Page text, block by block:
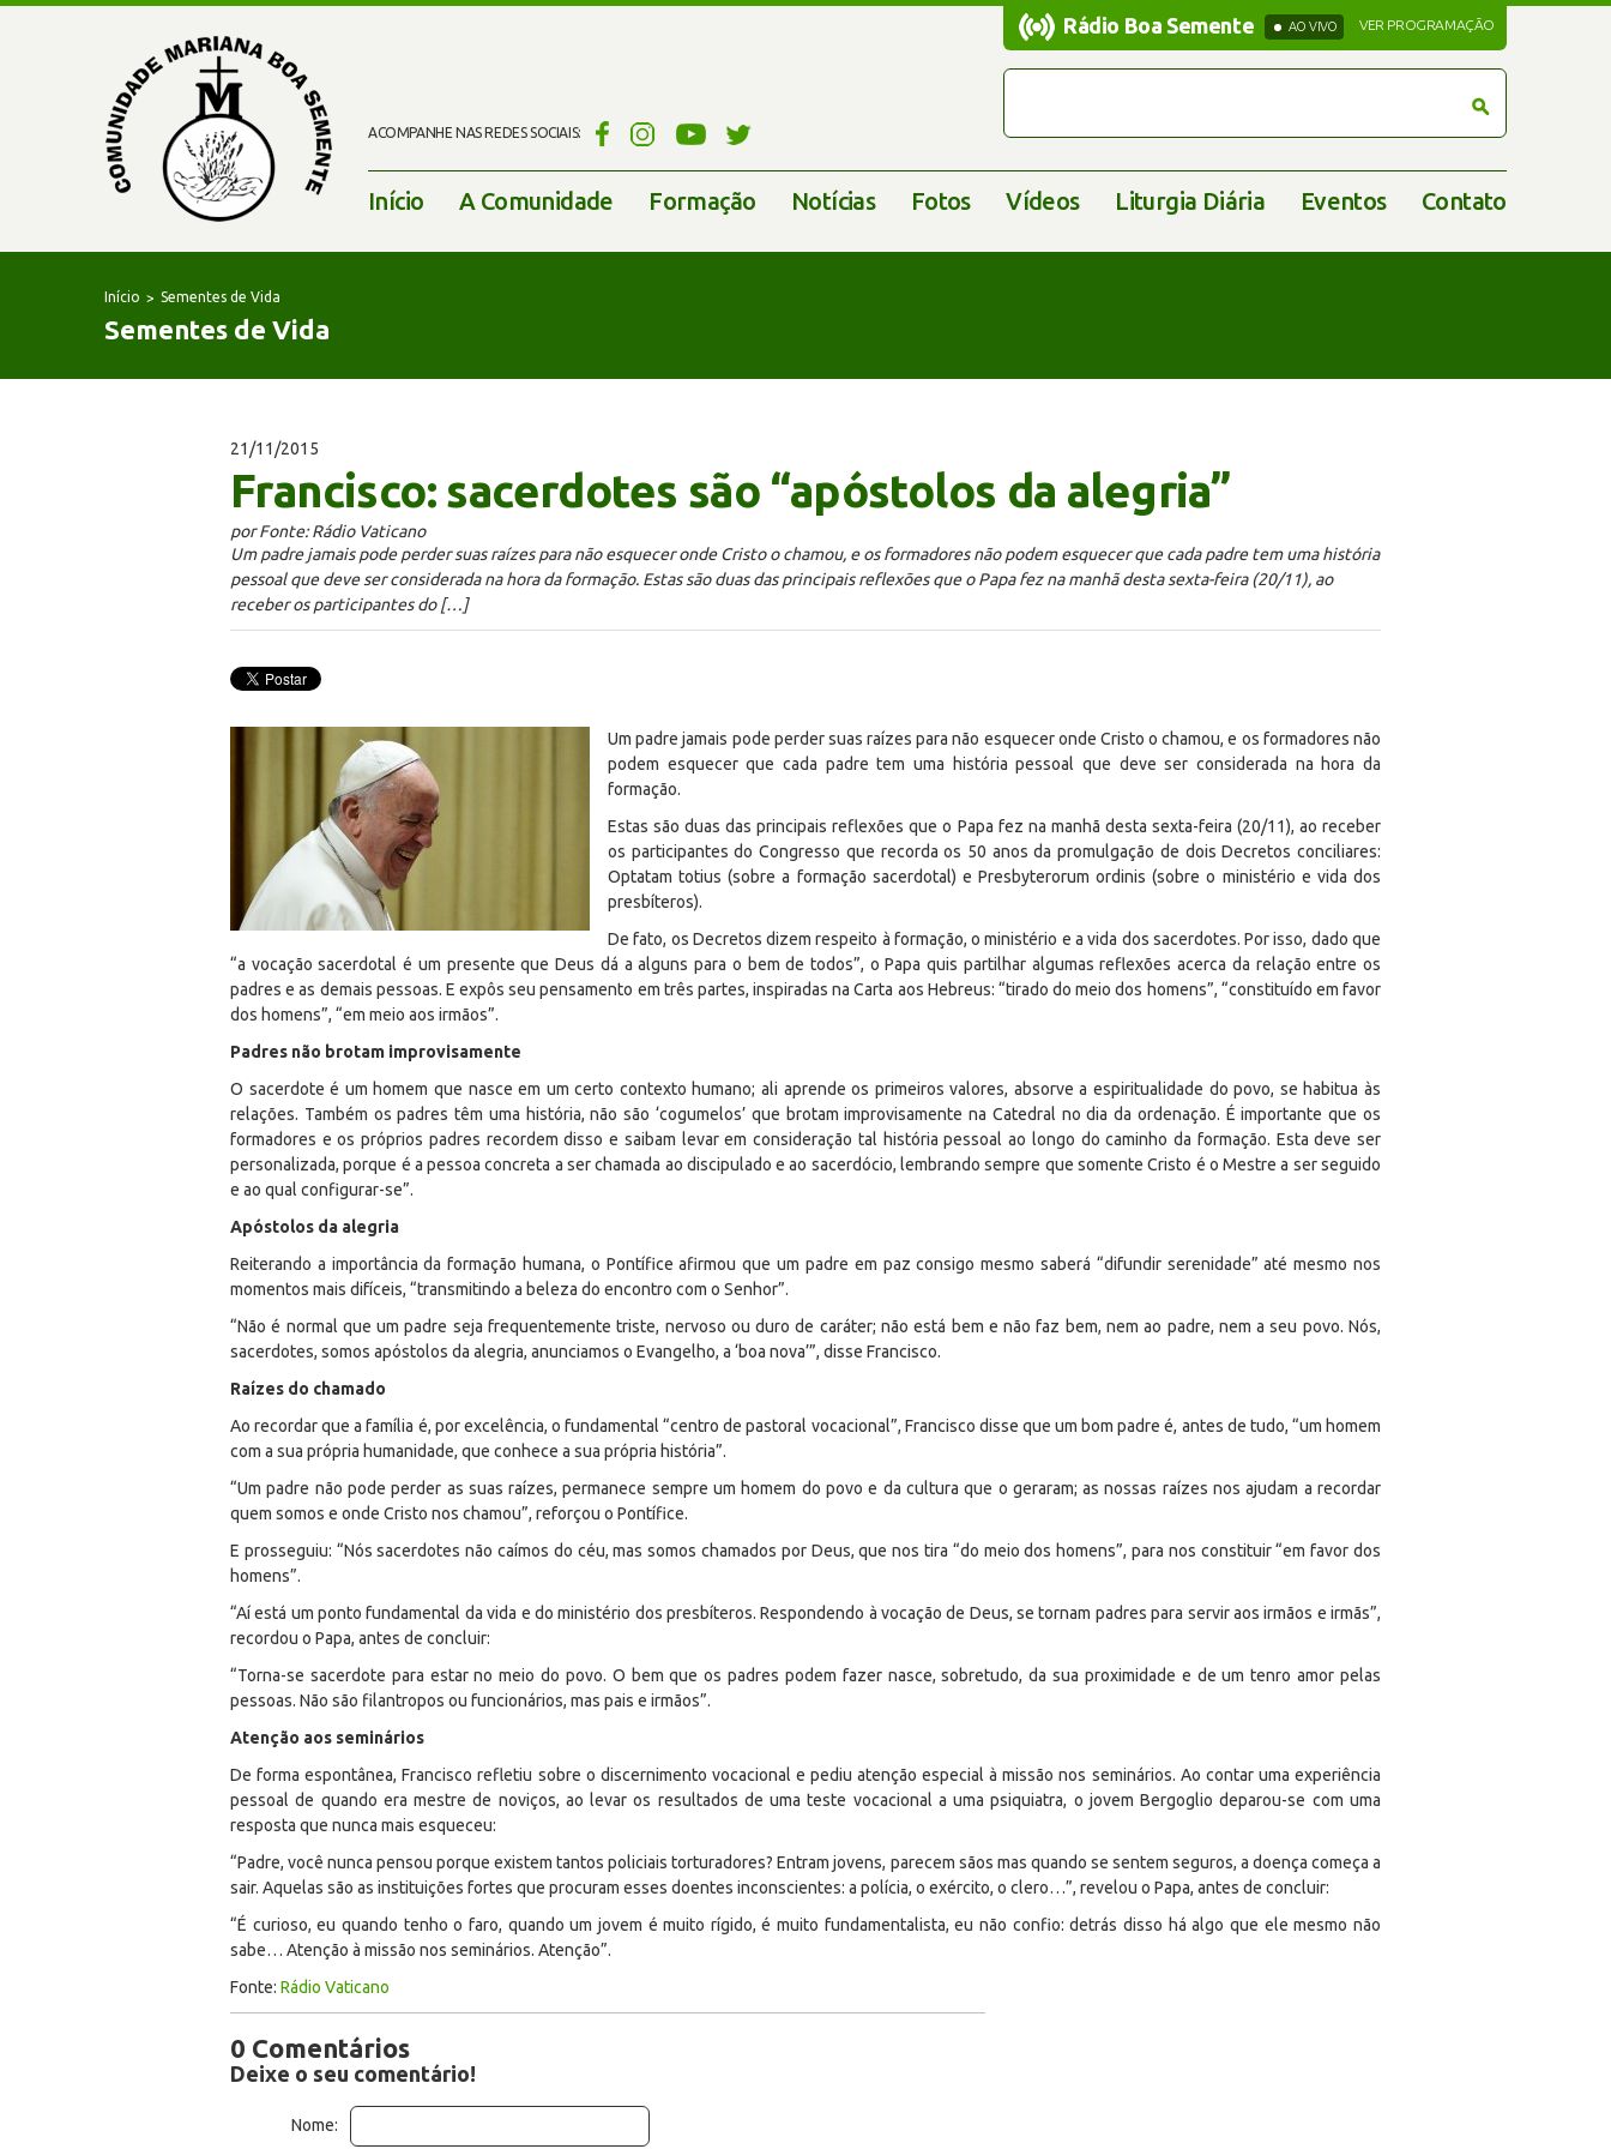
ACOMPANHE NAS REDES SOCIAIS:
Rádio Boa Semente
Rádio Boa Semente AO VIVO VER PROGRAMAÇÃO
Início A Comunidade Formação Notícias Fotos Vídeos Liturgia Diária Eventos Contato
Início Sementes de Vida
Sementes de Vida
21/11/2015
Francisco: sacerdotes são “apóstolos da alegria”
por Fonte: Rádio Vaticano
Um padre jamais pode perder suas raízes para não esquecer onde Cristo o chamou, e os formadores não podem esquecer que cada padre tem uma história
pessoal que deve ser considerada na hora da formação. Estas são duas das principais reflexões que o Papa fez na manhã desta sexta-feira (20/11), ao
receber os participantes do […]
Um padre jamais pode perder suas raízes para não esquecer onde Cristo o chamou, e os formadores não
podem esquecer que cada padre tem uma história pessoal que deve ser considerada na hora da
formação.
Estas são duas das principais reflexões que o Papa fez na manhã desta sexta-feira (20/11), ao receber
os participantes do Congresso que recorda os 50 anos da promulgação de dois Decretos conciliares:
Optatam totius (sobre a formação sacerdotal) e Presbyterorum ordinis (sobre o ministério e vida dos
presbíteros).
De fato, os Decretos dizem respeito à formação, o ministério e a vida dos sacerdotes. Por isso, dado que
“a vocação sacerdotal é um presente que Deus dá a alguns para o bem de todos”, o Papa quis partilhar algumas reflexões acerca da relação entre os
padres e as demais pessoas. E expôs seu pensamento em três partes, inspiradas na Carta aos Hebreus: “tirado do meio dos homens”, “constituído em favor
dos homens”, “em meio aos irmãos”.
Padres não brotam improvisamente
O sacerdote é um homem que nasce em um certo contexto humano; ali aprende os primeiros valores, absorve a espiritualidade do povo, se habitua às
relações. Também os padres têm uma história, não são ‘cogumelos’ que brotam improvisamente na Catedral no dia da ordenação. É importante que os
formadores e os próprios padres recordem disso e saibam levar em consideração tal história pessoal ao longo do caminho da formação. Esta deve ser
personalizada, porque é a pessoa concreta a ser chamada ao discipulado e ao sacerdócio, lembrando sempre que somente Cristo é o Mestre a ser seguido
e ao qual configurar-se”.
Apóstolos da alegria
Reiterando a importância da formação humana, o Pontífice afirmou que um padre em paz consigo mesmo saberá “difundir serenidade” até mesmo nos
momentos mais difíceis, “transmitindo a beleza do encontro com o Senhor”.
“Não é normal que um padre seja frequentemente triste, nervoso ou duro de caráter; não está bem e não faz bem, nem ao padre, nem a seu povo. Nós,
sacerdotes, somos apóstolos da alegria, anunciamos o Evangelho, a ‘boa nova’”, disse Francisco.
Raízes do chamado
Ao recordar que a família é, por excelência, o fundamental “centro de pastoral vocacional”, Francisco disse que um bom padre é, antes de tudo, “um homem
com a sua própria humanidade, que conhece a sua própria história”.
“Um padre não pode perder as suas raízes, permanece sempre um homem do povo e da cultura que o geraram; as nossas raízes nos ajudam a recordar
quem somos e onde Cristo nos chamou”, reforçou o Pontífice.
E prosseguiu: “Nós sacerdotes não caímos do céu, mas somos chamados por Deus, que nos tira “do meio dos homens”, para nos constituir “em favor dos
homens”.
“Aí está um ponto fundamental da vida e do ministério dos presbíteros. Respondendo à vocação de Deus, se tornam padres para servir aos irmãos e irmãs”,
recordou o Papa, antes de concluir:
“Torna-se sacerdote para estar no meio do povo. O bem que os padres podem fazer nasce, sobretudo, da sua proximidade e de um tenro amor pelas
pessoas. Não são filantropos ou funcionários, mas pais e irmãos”.
Atenção aos seminários
De forma espontânea, Francisco refletiu sobre o discernimento vocacional e pediu atenção especial à missão nos seminários. Ao contar uma experiência
pessoal de quando era mestre de noviços, ao levar os resultados de uma teste vocacional a uma psiquiatra, o jovem Bergoglio deparou-se com uma
resposta que nunca mais esqueceu:
“Padre, você nunca pensou porque existem tantos policiais torturadores? Entram jovens, parecem sãos mas quando se sentem seguros, a doença começa a
sair. Aquelas são as instituições fortes que procuram esses doentes inconscientes: a polícia, o exército, o clero…”, revelou o Papa, antes de concluir:
“É curioso, eu quando tenho o faro, quando um jovem é muito rígido, é muito fundamentalista, eu não confio: detrás disso há algo que ele mesmo não
sabe… Atenção à missão nos seminários. Atenção”.
Fonte: Rádio Vaticano
0 Comentários
Deixe o seu comentário!
Nome: